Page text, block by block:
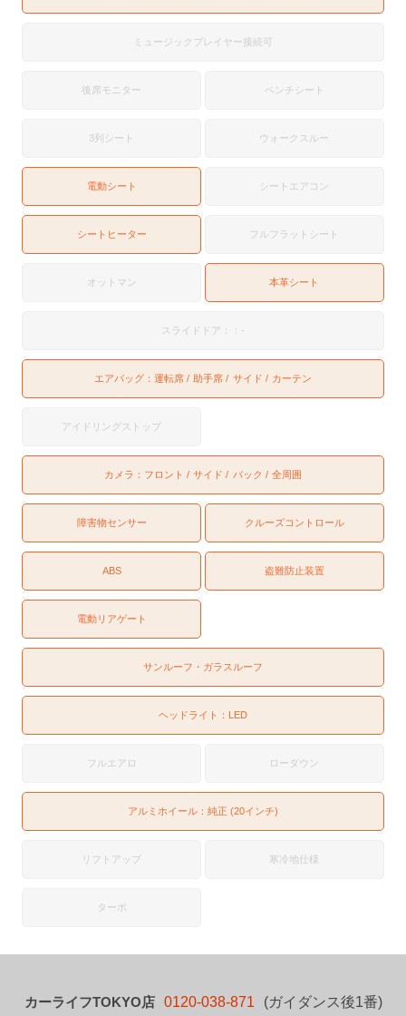
ミュージックプレイヤー接続可
後席モニター ベンチシート
3列シート ウォークスルー
電動シート シートエアコン
シートヒーター フルフラットシート
オットマン 本革シート
スライドドア：：-
エアバッグ： 運転席 助手席 サイド カーテン
アイドリングストップ
カメラ： フロント サイド バック 全周囲
障害物センサー クルーズコントロール
ABS 盗難防止装置
電動リアゲート
サンルーフ・ガラスルーフ
ヘッドライト： LED
フルエアロ ローダウン
アルミホイール：純正 (20インチ)
リフトアップ 寒冷地仕様
ターボ
カーライフTOKYO店 0120-038-871 (ガイダンス後1番)